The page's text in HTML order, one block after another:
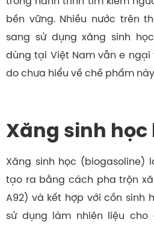
bền vững. Nhiều nước trên
sang sử dụng xăng sinh
dùng tại Việt Nam vẫn e ngại
do chưa hiểu về chế phẩm
Xăng sinh học
Xăng sinh học (biogasoline)
tạo ra bằng cách pha trộn
A92) và kết hợp với cồn sinh
sử dụng làm nhiên liệu